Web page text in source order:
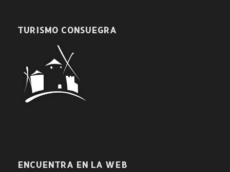
TURISMO CONSUEGRA
ENCUENTRA EN LA WEB